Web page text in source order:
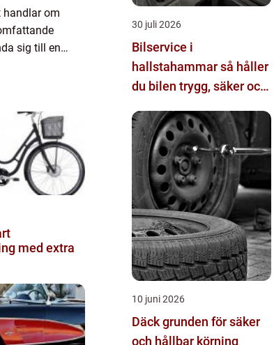
handlar om
sig till en
med extra
30 juli 2026
Bilservice i
hallstahammar så håller
du bilen trygg, säker och
10 juni 2026
Däck grunden för säker
och hållbar körning